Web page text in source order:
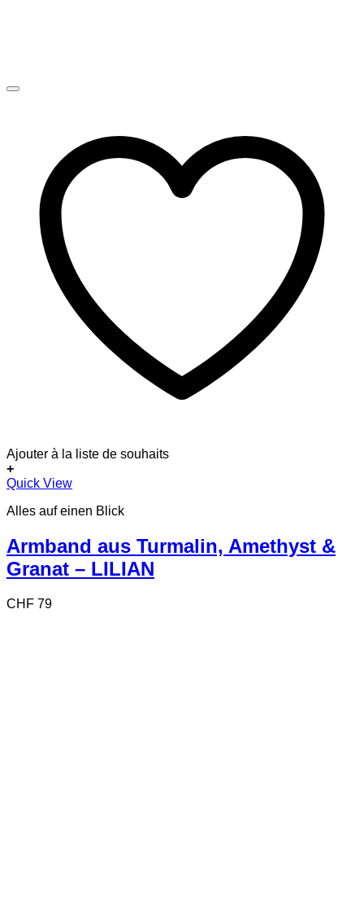
Ajouter à la liste de souhaits
+
Quick View
Alles auf einen Blick
Armband aus Turmalin, Amethyst &
Granat – LILIAN
CHF 79